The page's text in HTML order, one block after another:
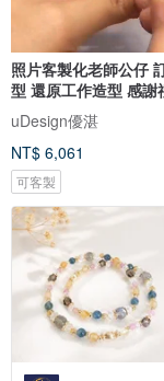
照片客製化老師公仔
型 還原工作造型 感謝
uDesign優湛
NT$ 6,061
可客製